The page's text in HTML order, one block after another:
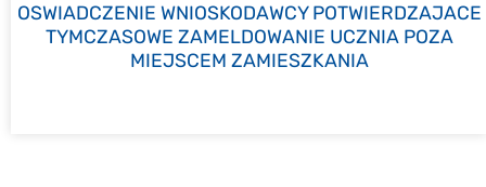
OSWIADCZENIE WNIOSKODAWCY POTWIERDZAJACE
TYMCZASOWE ZAMELDOWANIE UCZNIA POZA
MIEJSCEM ZAMIESZKANIA